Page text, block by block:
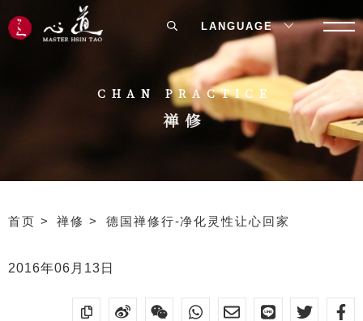
CHAN PRACTICE
禅修
首页 禅修 德国禅修行-净化灵性让心回家
2016年06月13日
LANGUAGE